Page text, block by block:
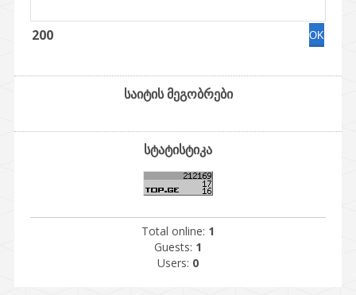
200
საიტის მეგობრები
სტატისტიკა
Total online: 1
Guests: 1
Users: 0